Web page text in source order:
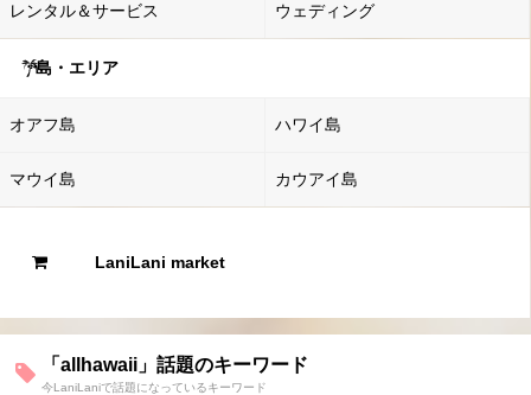
レンタル＆サービス ウェディング
島・エリア
オアフ島 ハワイ島
マウイ島 カウアイ島
LaniLani market
「allhawaii」話題のキーワード
今LaniLaniで話題になっているキーワード